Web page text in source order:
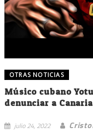
OTRAS NOTICIAS
Músico cubano
denunciar a
julio 24, 2022